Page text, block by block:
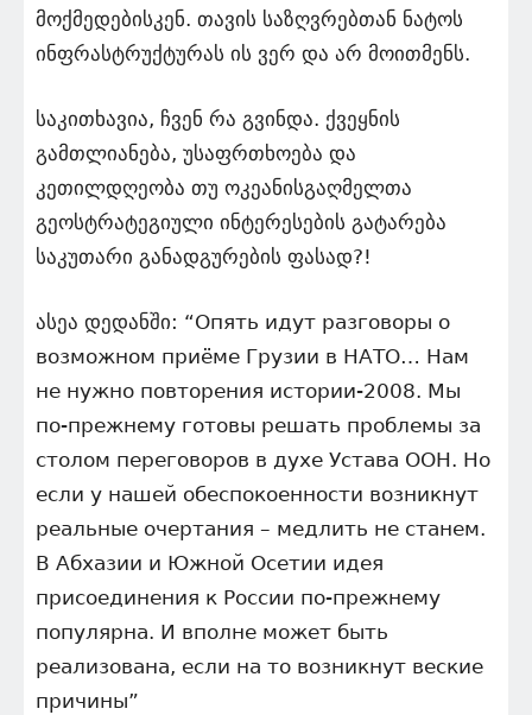
მოქმედებისკენ. თავის საზღვრებთან ნატოს
ინფრასტრუქტურას ის ვერ და არ მოითმენს.
საკითხავია, ჩვენ რა გვინდა. ქვეყნის
გამთლიანება, უსაფრთხოება და
კეთილდღეობა თუ ოკეანისგაღმელთა
გეოსტრატეგიული ინტერესების გატარება
საკუთარი განადგურების ფასად?!
ასეა დედანში: “Опять идут разговоры о
возможном приёме Грузии в НАТО… Нам
не нужно повторения истории-2008. Мы
по-прежнему готовы решать проблемы за
столом переговоров в духе Устава ООН. Но
если у нашей обеспокоенности возникнут
реальные очертания – медлить не станем.
В Абхазии и Южной Осетии идея
присоединения к России по-прежнему
популярна. И вполне может быть
реализована, если на то возникнут веские
причины”